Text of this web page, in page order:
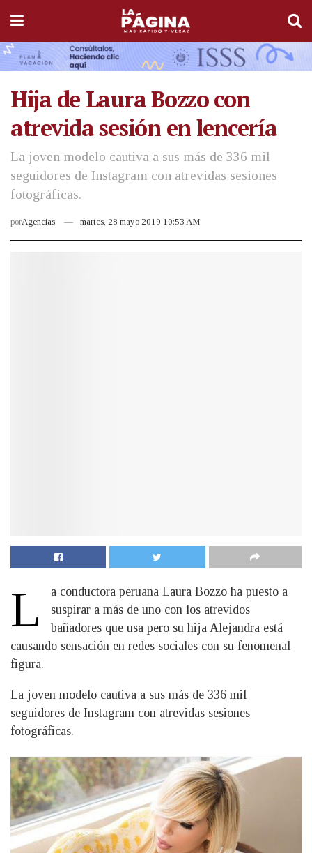
Hija de Laura Bozzo con
atrevida sesión en lencería
La joven modelo cautiva a sus más de 336 mil
seguidores de Instagram con atrevidas sesiones
fotográficas.
porAgencias martes, 28 mayo 2019 10:53 AM
L
a conductora peruana Laura Bozzo ha puesto a
suspirar a más de uno con los atrevidos
bañadores que usa pero su hija Alejandra está
causando sensación en redes sociales con su fenomenal
figura.
La joven modelo cautiva a sus más de 336 mil
seguidores de Instagram con atrevidas sesiones
fotográficas.